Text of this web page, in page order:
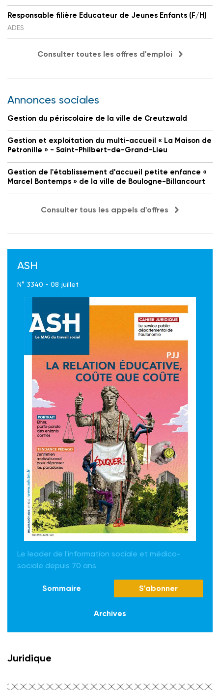
Responsable filière Educateur de Jeunes Enfants (F/H)
ADES
Consulter toutes les offres d'emploi
Annonces sociales
Gestion du périscolaire de la ville de Creutzwald
Gestion et exploitation du multi-accueil « La Maison de
Petronille » - Saint-Philbert-de-Grand-Lieu
Gestion de l'établissement d'accueil petite enfance «
Marcel Bontemps » de la ville de Boulogne-Billancourt
Consulter tous les appels d'offres
ASH
N° 3340 - 08 juillet
Le leader de l'information sociale et médico-
sociale depuis 70 ans
Sommaire S'abonner
Archives
Juridique